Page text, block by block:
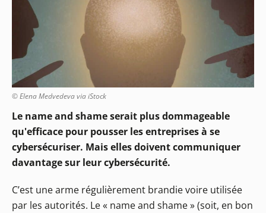
© Elena Medvedeva via iStock
Le name and shame serait plus dommageable
qu'efficace pour pousser les entreprises à se
cybersécuriser. Mais elles doivent communiquer
davantage sur leur cybersécurité.
C’est une arme régulièrement brandie voire utilisée
par les autorités. Le « name and shame » (soit, en bon